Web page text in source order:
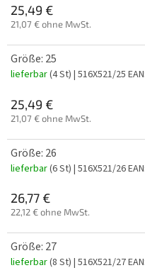
25,49 €
21,07 € ohne MwSt.
Größe: 25
lieferbar(4 St) | 516X521/25 EAN:
25,49 €
21,07 € ohne MwSt.
Größe: 26
lieferbar(6 St) | 516X521/26EAN:
26,77 €
22,12 € ohne MwSt.
Größe: 27
lieferbar(8 St) | 516X521/27EAN: